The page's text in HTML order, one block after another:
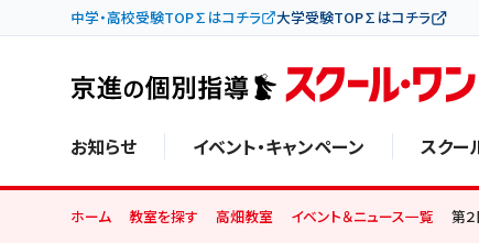
中学・高校受験TOP∑はコチラ 大学受験TOP∑はコチラ
お知らせ イベント・キャンペーン スクー
ホーム 教室を探す 高畑教室 イベント＆ニュース一覧 第